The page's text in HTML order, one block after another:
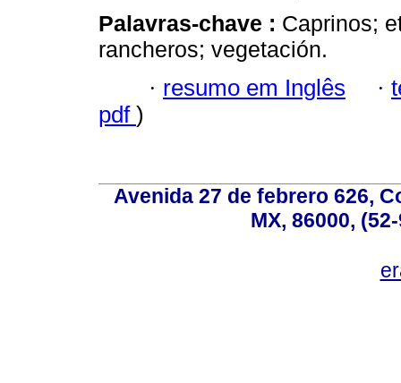
Palavras-chave : Caprinos;
rancheros; vegetación.
· resumo em Inglês ·
pdf )
Avenida 27 de febrero 626,
MX, 86000,